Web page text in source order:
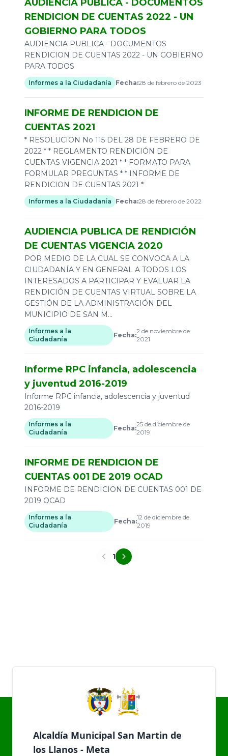
AUDIENCIA PUBLICA - DOCUMENTOS
RENDICION DE CUENTAS 2022 - UN
GOBIERNO PARA TODOS
AUDIENCIA PUBLICA - DOCUMENTOS
RENDICION DE CUENTAS 2022 - UN GOBIERNO
PARA TODOS
Informes a la Ciudadanía Fecha:28 de febrero de 2023
INFORME DE RENDICION DE
CUENTAS 2021
* RESOLUCION No 115 DEL 28 DE FEBRERO DE
2022 * * REGLAMENTO RENDICIÓN DE
CUENTAS VIGENCIA 2021 * * FORMATO PARA
FORMULAR PREGUNTAS * * INFORME DE
RENDICION DE CUENTAS 2021 *
Informes a la Ciudadanía Fecha:28 de febrero de 2022
AUDIENCIA PUBLICA DE RENDICIÓN
DE CUENTAS VIGENCIA 2020
POR MEDIO DE LA CUAL SE CONVOCA A LA
CIUDADANÍA Y EN GENERAL A TODOS LOS
INTERESADOS A PARTICIPAR Y EVALUAR LA
RENDICIÓN DE CUENTAS VIRTUAL SOBRE LA
GESTIÓN DE LA ADMINISTRACIÓN DEL
MUNICIPIO DE SAN M...
Informes a la
Ciudadanía
Fecha:
2 de noviembre de
2021
Informe RPC infancia, adolescencia
y juventud 2016-2019
Informe RPC infancia, adolescencia y juventud
2016-2019
Informes a la
Ciudadanía
Fecha:
25 de diciembre de
2019
INFORME DE RENDICION DE
CUENTAS 001 DE 2019 OCAD
INFORME DE RENDICION DE CUENTAS 001 DE
2019 OCAD
Informes a la
Ciudadanía
Fecha:
12 de diciembre de
2019
1
Alcaldía Municipal San Martin de
los Llanos - Meta